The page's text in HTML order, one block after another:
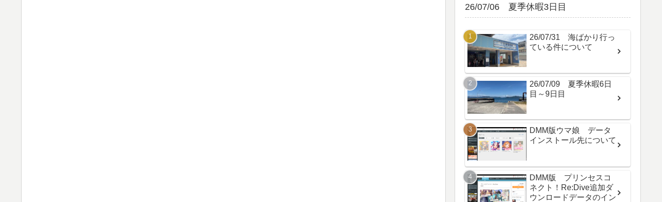
26/07/06 夏季休暇3日目
26/07/31 海ばかり行っ
ている件について
26/07/09 夏季休暇6日
目～9日目
DMM版ウマ娘 データ
インストール先について
DMM版 プリンセスコ
ネクト！Re:Dive追加ダ
ウンロードデータのイン